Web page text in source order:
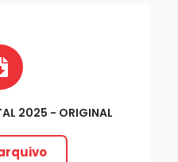
2025 - ORIGINAL